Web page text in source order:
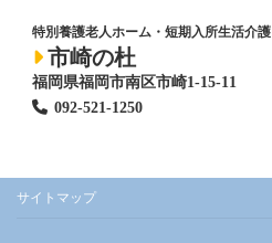
特別養護老人ホーム ・短期入所生活介護
市崎の杜
福岡県福岡市南区市崎1-15-11
092-521-1250
サイトマップ